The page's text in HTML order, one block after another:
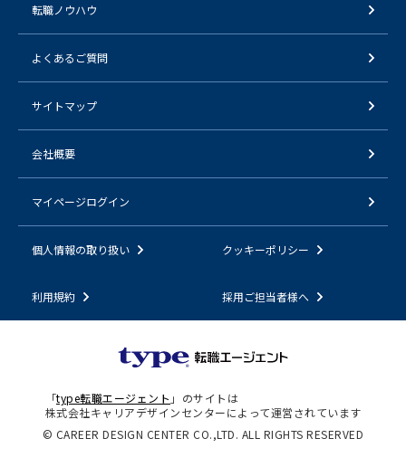
転職ノウハウ
よくあるご質問
サイトマップ
会社概要
マイページログイン
個人情報の取り扱い クッキーポリシー
利用規約 採用ご担当者様へ
「type転職エージェント 」のサイトは
株式会社キャリアデザインセンターによって運営されています
© CAREER DESIGN CENTER CO.,LTD. ALL RIGHTS RESERVED